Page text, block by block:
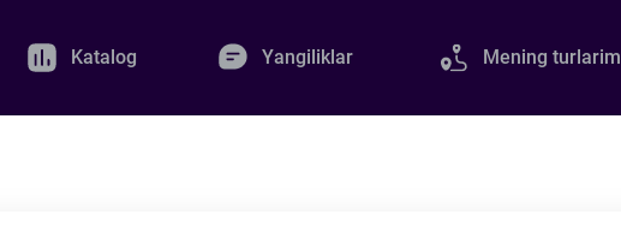
Katalog Yangiliklar Mening turlarim